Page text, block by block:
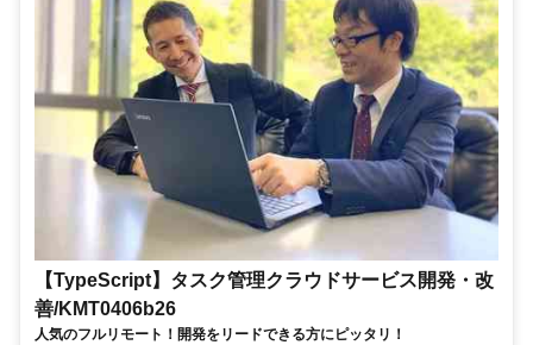
【TypeScript】タスク管理クラウドサービス開発・改
善/KMT0406b26
人気のフルリモート！開発をリードできる方にピッタリ！